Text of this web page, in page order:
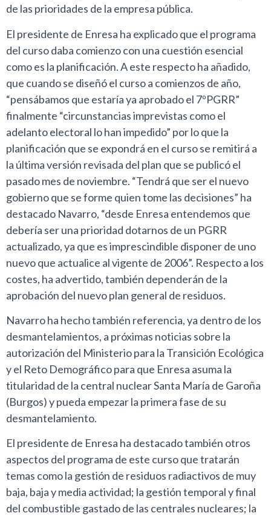
de las prioridades de la empresa pública.
El presidente de Enresa ha explicado que el programa
del curso daba comienzo con una cuestión esencial
como es la planificación. A este respecto ha añadido,
que cuando se diseñó el curso a comienzos de año,
“pensábamos que estaría ya aprobado el 7ºPGRR”
finalmente “circunstancias imprevistas como el
adelanto electoral lo han impedido” por lo que la
planificación que se expondrá en el curso se remitirá a
la última versión revisada del plan que se publicó el
pasado mes de noviembre. “Tendrá que ser el nuevo
gobierno que se forme quien tome las decisiones” ha
destacado Navarro, “desde Enresa entendemos que
debería ser una prioridad dotarnos de un PGRR
actualizado, ya que es imprescindible disponer de uno
nuevo que actualice al vigente de 2006”. Respecto a los
costes, ha advertido, también dependerán de la
aprobación del nuevo plan general de residuos.
Navarro ha hecho también referencia, ya dentro de los
desmantelamientos, a próximas noticias sobre la
autorización del Ministerio para la Transición Ecológica
y el Reto Demográfico para que Enresa asuma la
titularidad de la central nuclear Santa María de Garoña
(Burgos) y pueda empezar la primera fase de su
desmantelamiento.
El presidente de Enresa ha destacado también otros
aspectos del programa de este curso que tratarán
temas como la gestión de residuos radiactivos de muy
baja, baja y media actividad; la gestión temporal y final
del combustible gastado de las centrales nucleares; la